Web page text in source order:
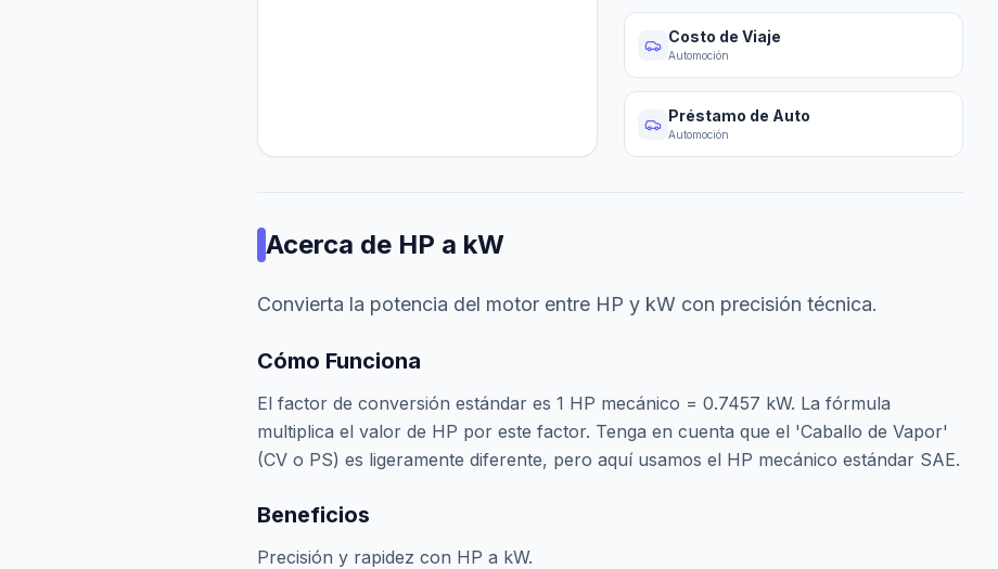
Costo de Viaje
Automoción
Préstamo de Auto
Automoción
Acerca de HP a kW
Convierta la potencia del motor entre HP y kW con precisión técnica.
Cómo Funciona
El factor de conversión estándar es 1 HP mecánico = 0.7457 kW. La fórmula
multiplica el valor de HP por este factor. Tenga en cuenta que el 'Caballo de Vapor'
(CV o PS) es ligeramente diferente, pero aquí usamos el HP mecánico estándar SAE.
Beneficios
Precisión y rapidez con HP a kW.